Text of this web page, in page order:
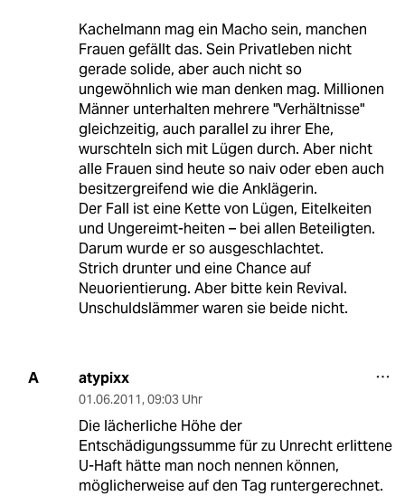
Kachelmann mag ein Macho sein, manchen
Frauen gefällt das. Sein Privatleben nicht
gerade solide, aber auch nicht so
ungewöhnlich wie man denken mag. Millionen
Männer unterhalten mehrere "Verhältnisse"
gleichzeitig, auch parallel zu ihrer Ehe,
wurschteln sich mit Lügen durch. Aber nicht
alle Frauen sind heute so naiv oder eben auch
besitzergreifend wie die Anklägerin.
Der Fall ist eine Kette von Lügen, Eitelkeiten
und Ungereimt-heiten – bei allen Beteiligten.
Darum wurde er so ausgeschlachtet.
Strich drunter und eine Chance auf
Neuorientierung. Aber bitte kein Revival.
Unschuldslämmer waren sie beide nicht.
A atypixx
01.06.2011, 09:03 Uhr
Die lächerliche Höhe der
Entschädigungssumme für zu Unrecht erlittene
U-Haft hätte man noch nennen können,
möglicherweise auf den Tag runtergerechnet.